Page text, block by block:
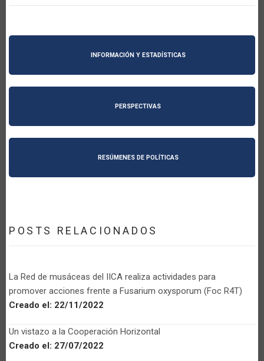
INFORMACIÓN Y ESTADÍSTICAS
PERSPECTIVAS
RESÚMENES DE POLÍTICAS
POSTS RELACIONADOS
La Red de musáceas del IICA realiza actividades para
promover acciones frente a Fusarium oxysporum (Foc R4T)
Creado el: 22/11/2022
Un vistazo a la Cooperación Horizontal
Creado el: 27/07/2022